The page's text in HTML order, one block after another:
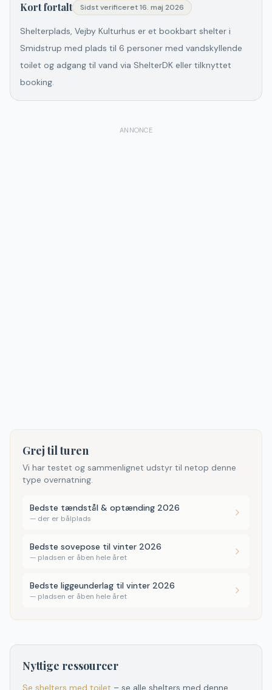
Kort fortalt Sidst verificeret16. maj 2026
Shelterplads, Vejby Kulturhus er et bookbart shelter i
Smidstrup med plads til 6 personer med vandskyllende
toilet og adgang til vand via ShelterDK eller tilknyttet
booking.
ANNONCE
Grej til turen
Vi har testet og sammenlignet udstyr til netop denne
type overnatning.
Bedste tændstål & optænding 2026
— der er bålplads
Bedste sovepose til vinter 2026
— pladsen er åben hele året
Bedste liggeunderlag til vinter 2026
— pladsen er åben hele året
Nyttige ressourcer
Se shelters med toilet – se alle shelters med denne